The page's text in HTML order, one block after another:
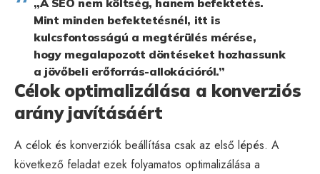
„A SEO nem költség, hanem befektetés.
Mint minden befektetésnél, itt is
kulcsfontosságú a megtérülés mérése,
hogy megalapozott döntéseket hozhassunk
a jövőbeli erőforrás-allokációról.”
Célok optimalizálása a konverziós
arány javításáért
A célok és konverziók beállítása csak az első lépés. A
következő feladat ezek folyamatos optimalizálása a